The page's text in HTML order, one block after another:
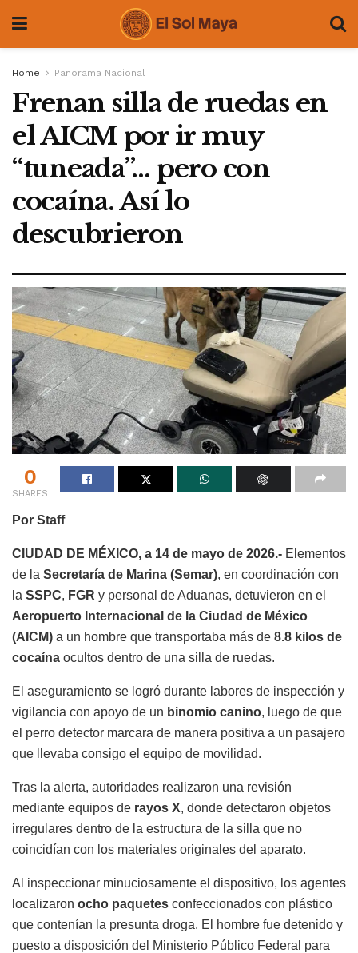
Home Panorama Nacional
Frenan silla de ruedas en
el AICM por ir muy
“tuneada”… pero con
cocaína. Así lo
descubrieron
0
SHARES
Por Staff
CIUDAD DE MÉXICO, a 14 de mayo de 2026.- Elementos
de la Secretaría de Marina (Semar), en coordinación con
la SSPC, FGR y personal de Aduanas, detuvieron en el
Aeropuerto Internacional de la Ciudad de México
(AICM) a un hombre que transportaba más de 8.8 kilos de
cocaína ocultos dentro de una silla de ruedas.
El aseguramiento se logró durante labores de inspección y
vigilancia con apoyo de un binomio canino, luego de que
el perro detector marcara de manera positiva a un pasajero
que llevaba consigo el equipo de movilidad.
Tras la alerta, autoridades realizaron una revisión
mediante equipos de rayos X, donde detectaron objetos
irregulares dentro de la estructura de la silla que no
coincidían con los materiales originales del aparato.
Al inspeccionar minuciosamente el dispositivo, los agentes
localizaron ocho paquetes confeccionados con plástico
que contenían la presunta droga. El hombre fue detenido y
puesto a disposición del Ministerio Público Federal para